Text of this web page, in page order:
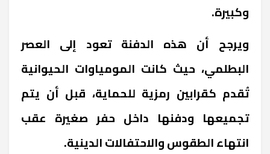
وكبيرة.
ويرجح أن هذه الدفنة تعود إلى العصر
البطلمي، حيث كانت المومياوات الحيوانية
تُقدم كقرابين رمزية للحماية، قبل أن يتم
تجميعها ودفنها داخل حفر صغيرة عقب
انتهاء الطقوس والاحتفالات الدينية.